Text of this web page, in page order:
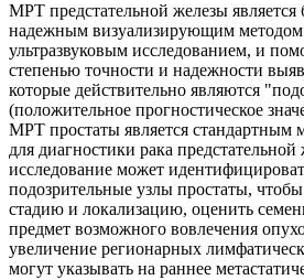
МРТ предстательной железы является
надежным визуализирующим
ультразвуковым исследованием, и
степенью точности и надежности
которые действительно являются
(положительное прогностическое
МРТ простаты является стандартным
для диагностики рака
исследование может
подозрительные узлы простаты,
стадию и локализацию, оценить
предмет возможного вовлечения
увеличение регионарных
могут указывать на раннее